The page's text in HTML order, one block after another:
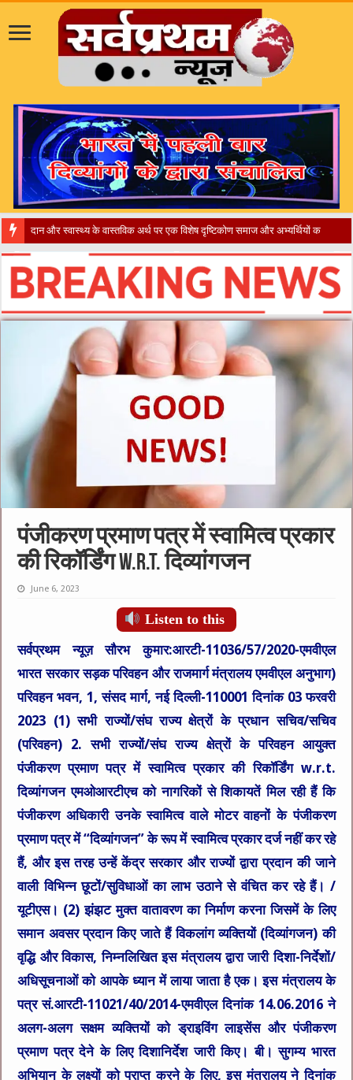
​”कानून तो बदल गया 2016 में, दिव्यांगों के
पंजीकरण प्रमाण पत्र में स्वामित्व प्रकार
की रिकॉर्डिंग w.r.t. दिव्यांगजन
June 6, 2023
Listen to this
सर्वप्रथम न्यूज़ सौरभकुमार:आरटी-11036/57/2020-एमवीएल
भारत सरकार सड़क परिवहन और राजमार्ग मंत्रालय एमवीएल अनुभाग)
परिवहन भवन, 1, संसद मार्ग, नई दिल्ली-110001 दिनांक 03 फरवरी
2023 (1) सभी राज्यों/संघ राज्य क्षेत्रों के प्रधान सचिव/सचिव
(परिवहन) 2. सभी राज्यों/संघ राज्य क्षेत्रों के परिवहन आयुक्त
पंजीकरण प्रमाण पत्र में स्वामित्व प्रकार की रिकॉर्डिंग w.r.t.
दिव्यांगजन एमओआरटीएच को नागरिकों से शिकायतें मिल रही हैं कि
पंजीकरण अधिकारी उनके स्वामित्व वाले मोटर वाहनों के पंजीकरण
प्रमाण पत्र में “दिव्यांगजन” के रूप में स्वामित्व प्रकार दर्ज नहीं कर रहे
हैं, और इस तरह उन्हें केंद्र सरकार और राज्यों द्वारा प्रदान की जाने
वाली विभिन्न छूटों/सुविधाओं का लाभ उठाने से वंचित कर रहे हैं। /
यूटीएस। (2) झंझट मुक्त वातावरण का निर्माण करना जिसमें के लिए
समान अवसर प्रदान किए जाते हैं विकलांग व्यक्तियों (दिव्यांगजन) की
वृद्धि और विकास, निम्नलिखित इस मंत्रालय द्वारा जारी दिशा-निर्देशों/
अधिसूचनाओं को आपके ध्यान में लाया जाता है एक। इस मंत्रालय के
पत्र सं.आरटी-11021/40/2014-एमवीएल दिनांक 14.06.2016 ने
अलग-अलग सक्षम व्यक्तियों को ड्राइविंग लाइसेंस और पंजीकरण
प्रमाण पत्र देने के लिए दिशानिर्देश जारी किए। बी। सुगम्य भारत
अभियान के लक्ष्यों को प्राप्त करने के लिए, इस मंत्रालय ने दिनांक